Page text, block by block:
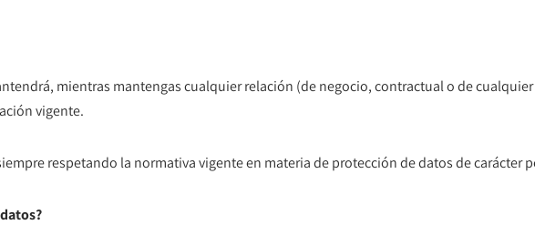
mientras mantengas cualquier relación (de negocio, contractual o de
vigente.
respetando la normativa vigente en materia de protección de datos de carácter